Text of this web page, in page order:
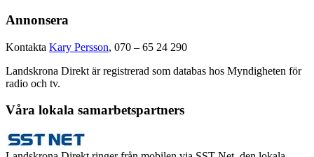
Annonsera
Kontakta Kary Persson, 070 – 65 24 290
Landskrona Direkt är registrerad som databas hos Myndigheten för
radio och tv.
Våra lokala samarbetspartners